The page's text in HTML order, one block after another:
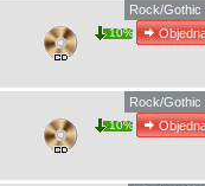
Rock/Gothic
10%
Rock/Gothic
10%